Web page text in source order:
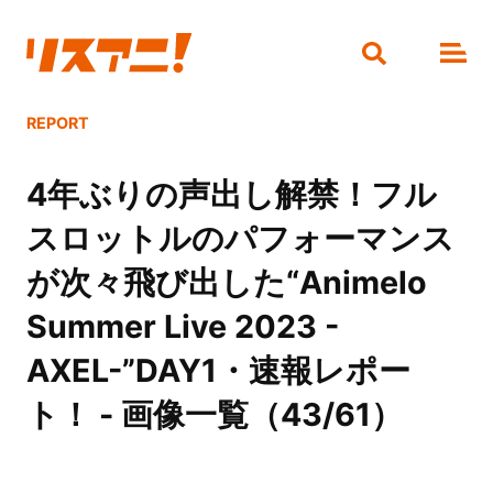
REPORT
4年ぶりの声出し解禁！フル
スロットルのパフォーマンス
が次々飛び出した“Animelo
Summer Live 2023 -
AXEL-”DAY1・速報レポー
ト！ - 画像一覧（43/61）